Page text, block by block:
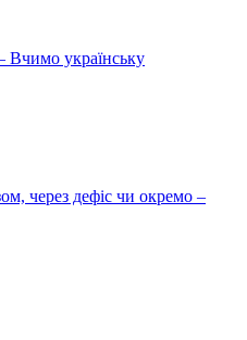
Вчимо українську
через дефіс чи окремо –